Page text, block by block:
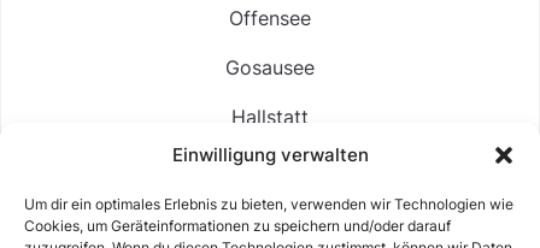
Einwilligung verwalten
Um dir ein optimales Erlebnis zu bieten, verwenden wir Technologien wie
Cookies, um Geräteinformationen zu speichern und/oder darauf
Offensee
Gosausee
Hallstatt
Langbathsee
Altausseer See